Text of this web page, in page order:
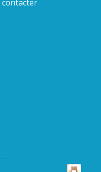
contacter